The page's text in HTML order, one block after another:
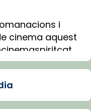
i
cinema aquest